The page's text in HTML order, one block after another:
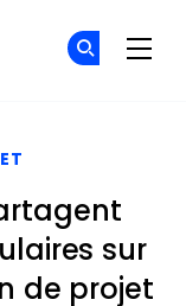
sur
de projet